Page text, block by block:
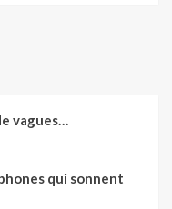
vagues…
qui sonnent